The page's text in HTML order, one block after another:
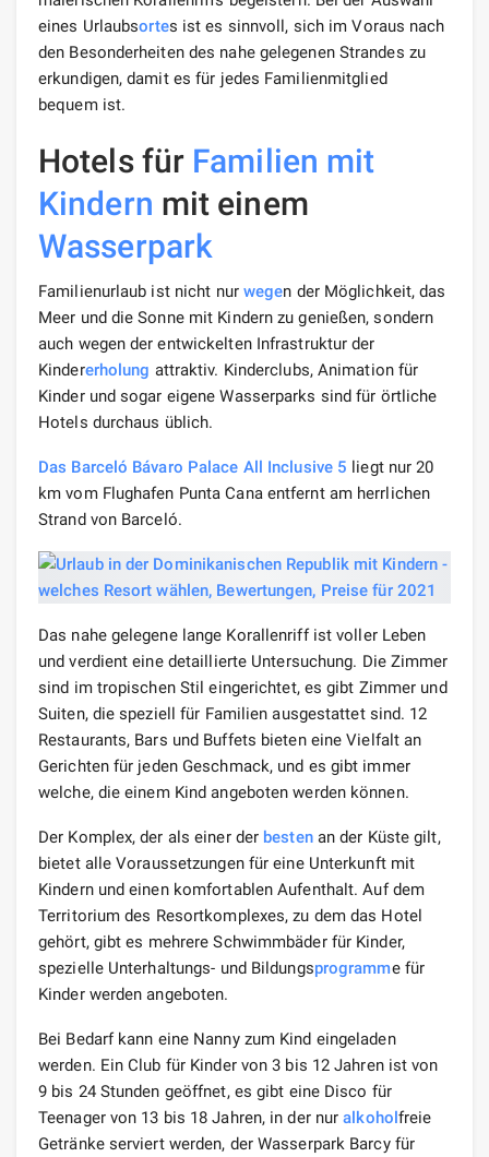
eines Urlaubsortes ist es sinnvoll, sich im Voraus nach
den Besonderheiten des nahe gelegenen Strandes zu
erkundigen, damit es für jedes Familienmitglied
bequem ist.
Hotels für Familien mit
Kindern mit einem
Wasserpark
Familienurlaub ist nicht nur wegen der Möglichkeit, das
Meer und die Sonne mit Kindern zu genießen, sondern
auch wegen der entwickelten Infrastruktur der
Kindererholung attraktiv. Kinderclubs, Animation für
Kinder und sogar eigene Wasserparks sind für örtliche
Hotels durchaus üblich.
Das Barceló Bávaro Palace All Inclusive 5 liegt nur 20
km vom Flughafen Punta Cana entfernt am herrlichen
Strand von Barceló.
Das nahe gelegene lange Korallenriff ist voller Leben
und verdient eine detaillierte Untersuchung. Die Zimmer
sind im tropischen Stil eingerichtet, es gibt Zimmer und
Suiten, die speziell für Familien ausgestattet sind. 12
Restaurants, Bars und Buffets bieten eine Vielfalt an
Gerichten für jeden Geschmack, und es gibt immer
welche, die einem Kind angeboten werden können.
Der Komplex, der als einer der bestenan der Küste gilt,
bietet alle Voraussetzungen für eine Unterkunft mit
Kindern und einen komfortablen Aufenthalt. Auf dem
Territorium des Resortkomplexes, zu dem das Hotel
gehört, gibt es mehrere Schwimmbäder für Kinder,
spezielle Unterhaltungs- und Bildungsprogramme für
Kinder werden angeboten.
Bei Bedarf kann eine Nanny zum Kind eingeladen
werden. Ein Club für Kinder von 3 bis 12 Jahren ist von
9 bis 24 Stunden geöffnet, es gibt eine Disco für
Teenager von 13 bis 18 Jahren, in der nuralkoholfreie
Getränke serviert werden, der Wasserpark Barcy für